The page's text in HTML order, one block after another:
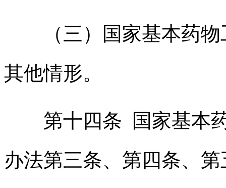
（三）国家基本药
其他情形。
第十四条 国家基本药
办法第三条、第四条、